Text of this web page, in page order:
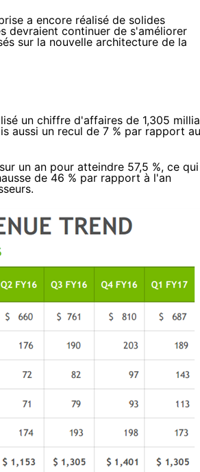
a encore réalisé de solides
devraient continuer de s'améliorer
sur la nouvelle architecture de la
un chiffre d'affaires de 1,305
aussi un recul de 7 % par rapport au
un an pour atteindre 57,5 %, ce qui
de 46 % par rapport à l'an